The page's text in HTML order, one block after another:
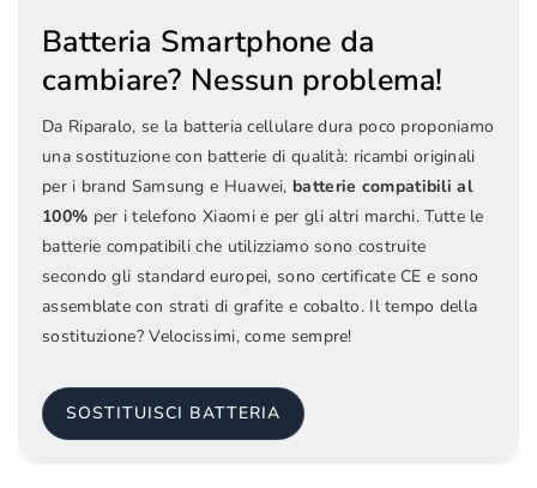
Batteria Smartphone da
cambiare? Nessun problema!
Da Riparalo, se la batteria cellulare dura poco proponiamo
una sostituzione con batterie di qualità: ricambi originali
per i brand Samsung e Huawei, batterie compatibili al
100% per i telefono Xiaomi e per gli altri marchi. Tutte le
batterie compatibili che utilizziamo sono costruite
secondo gli standard europei, sono certificate CE e sono
assemblate con strati di grafite e cobalto. Il tempo della
sostituzione? Velocissimi, come sempre!
SOSTITUISCI BATTERIA